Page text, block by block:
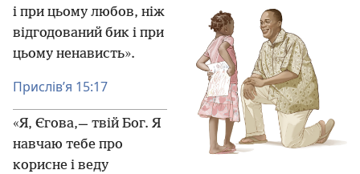
і при цьому любов, ніж
відгодований бик і при
цьому ненависть».
Прислів’я 15:17
«Я, Єгова,— твій Бог. Я
навчаю тебе про
корисне і веду